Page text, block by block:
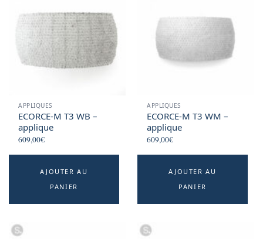
APPLIQUES
ECORCE-M T3 WB –
applique
609,00€
AJOUTER AU
PANIER
APPLIQUES
ECORCE-M T3 WM –
applique
609,00€
AJOUTER AU
PANIER